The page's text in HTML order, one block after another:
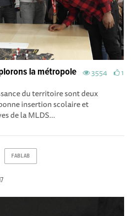
3554 1
la métropole
du territoire sont deux
insertion scolaire et
de la MLDS...
FABLAB